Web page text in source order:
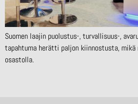
Suomen laajin puolustus-, turvallisuus-,
tapahtuma herätti paljon kiinnostusta, mikä
osastolla.